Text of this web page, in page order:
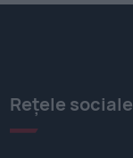
Rețele sociale